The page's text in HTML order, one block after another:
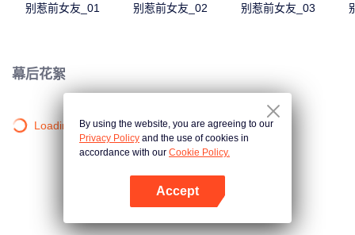
别惹前女友_01 别惹前女友_02 别惹前女友_03
幕后花絮
Loading…By using the website, you are agreeing to our
Privacy Policy and the use of cookies in
accordance with our Cookie Policy.
Accept